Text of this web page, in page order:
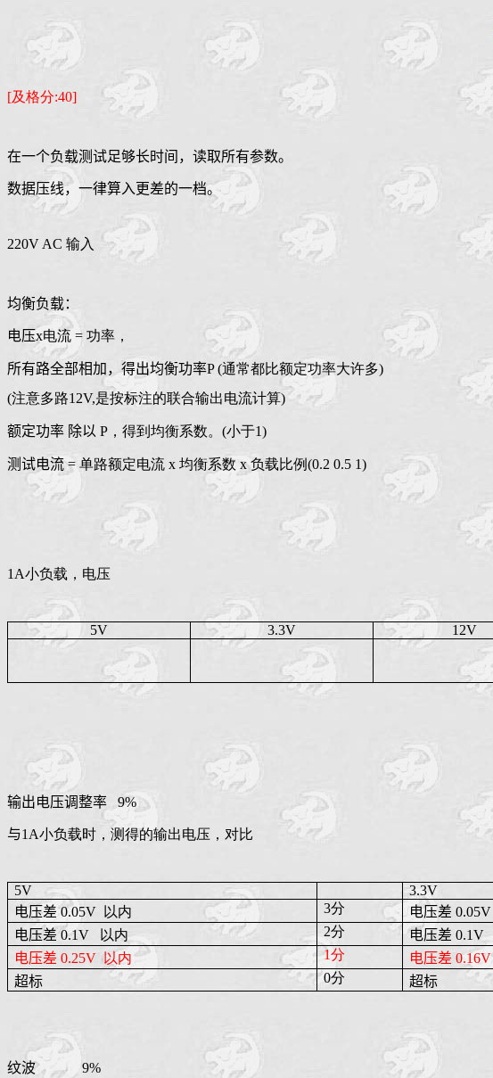
[及格分:40]
在一个负载测试足够长时间，读取所有参数。
数据压线，一律算入更差的一档。
220V AC 输入
均衡负载：
电压x电流 = 功率，
所有路全部相加，得出均衡功率P (通常都比额定功率大许多)
(注意多路12V,是按标注的联合输出电流计算)
额定功率 除以 P，得到均衡系数。(小于1)
测试电流= 单路额定电流 x 均衡系数 x 负载比例(0.2 0.5 1)
1A小负载，电压
5V 3.3V 12V
输出电压调整率 9%
与1A小负载时，测得的输出电压，对比
5V 3.3V
电压差0.05V 以内 3分 电压差 0.05V
电压差 0.1V 以内 2分 电压差 0.1V
电压差 0.25V 以内 1分 电压差 0.16V
超标
0分 超标
纹波
9%